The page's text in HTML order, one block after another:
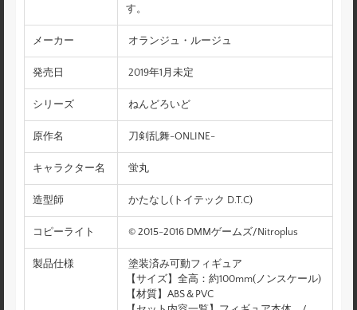
す。
メーカー オランジュ・ルージュ
発売日 2019年1月未定
シリーズ ねんどろいど
原作名 刀剣乱舞-ONLINE-
キャラクター名 蛍丸
造型師 かたなし(トイテック D.T.C)
コピーライト © 2015-2016 DMMゲームズ/Nitroplus
製品仕様
塗装済み可動フィギュア
【サイズ】全高：約100mm(ノンスケール)
【材質】ABS＆PVC